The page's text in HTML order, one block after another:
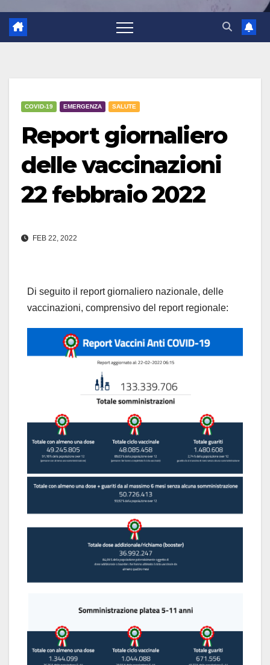
COVID-19 EMERGENZA SALUTE
Report giornaliero
delle vaccinazioni
22 febbraio 2022
FEB 22, 2022
Di seguito il report giornaliero nazionale, delle
vaccinazioni, comprensivo del report regionale: